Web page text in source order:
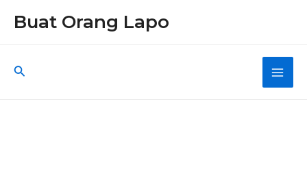
Buat Orang Lapo
Search
Main